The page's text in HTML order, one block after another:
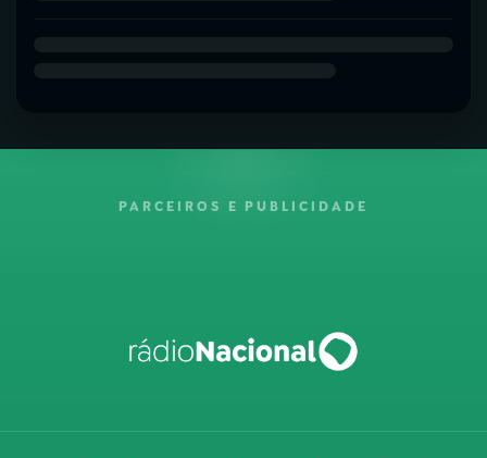
PARCEIROS E PUBLICIDADE